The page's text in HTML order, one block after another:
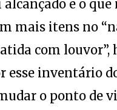
mais itens no
com louvor”,
esse inventário
o ponto de